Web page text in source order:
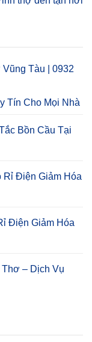
Tàu | 0932
Tín Cho Mọi Nhà
Bồn Cầu Tại
Rỉ Điện Giảm Hóa
Điện Giảm Hóa
– Dịch Vụ